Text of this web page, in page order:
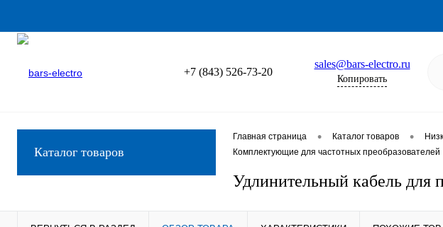
+7 (843) 526-73-20
sales@bars-electro.ru
Копировать
Каталог товаров
Главная страница • Каталог товаров •
Комплектующие для частотных преобразователей
Удлинительный кабель для